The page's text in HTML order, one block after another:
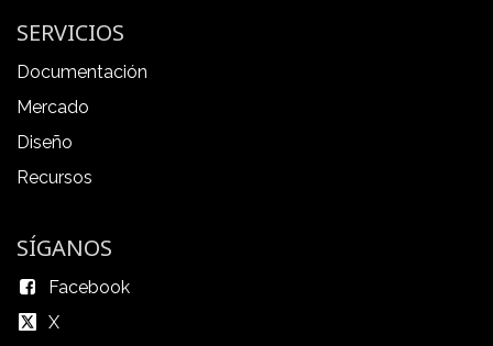
SERVICIOS
Documentación
Mercado
Diseño
Recursos
SÍGANOS
Facebook
X